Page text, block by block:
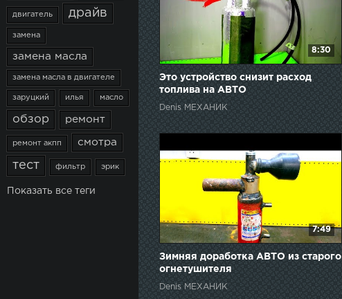
двигатель драйв
замена
замена масла
замена масла в двигателе
заруцкий илья масло
обзор ремонт
ремонт акпп смотра
тест фильтр эрик
Показать все теги
8:30
Это устройство снизит расход
топлива на АВТО
Denis МЕХАНИК
7:49
Зимняя доработка АВТО из старого
огнетушителя
Denis МЕХАНИК